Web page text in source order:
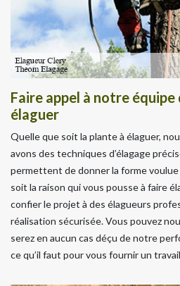
Faire appel à notre équipe
élaguer
Quelle que soit la plante à élaguer,
avons des techniques d’élagage
permettent de donner la forme
soit la raison qui vous pousse à faire
confier le projet à des élagueurs
réalisation sécurisée. Vous pouvez
serez en aucun cas déçu de notre
ce qu’il faut pour vous fournir un